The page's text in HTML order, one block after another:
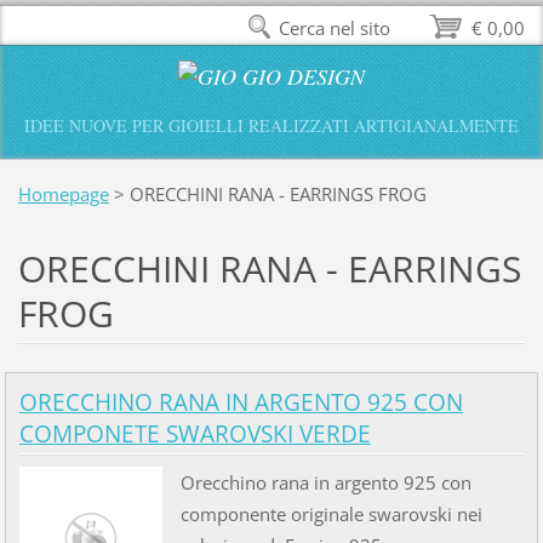
IDEE NUOVE PER GIOIELLI REALIZZATI ARTIGIANALMENTE
Homepage > ORECCHINI RANA - EARRINGS FROG
ORECCHINI RANA - EARRINGS
FROG
ORECCHINO RANA IN ARGENTO 925 CON
COMPONETE SWAROVSKI VERDE
Orecchino rana in argento 925 con
componente originale swarovski nei
€ 0,00
Cerca nel sito